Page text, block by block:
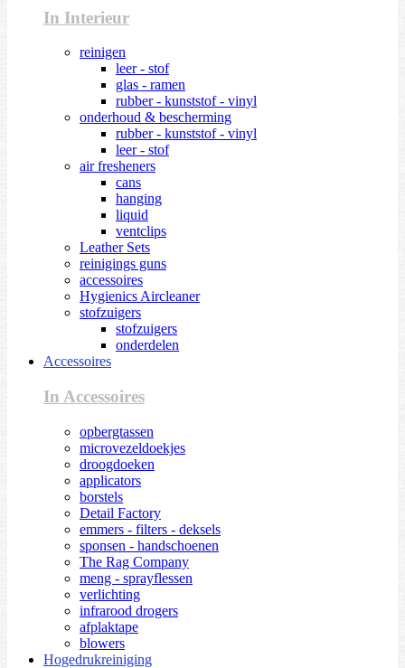
In Interieur
reinigen
leer - stof
glas - ramen
rubber - kunststof - vinyl
onderhoud & bescherming
rubber - kunststof - vinyl
leer - stof
air fresheners
cans
hanging
liquid
ventclips
Leather Sets
reinigings guns
accessoires
Hygienics Aircleaner
stofzuigers
stofzuigers
onderdelen
Accessoires
In Accessoires
opbergtassen
microvezeldoekjes
droogdoeken
applicators
borstels
Detail Factory
emmers - filters - deksels
sponsen - handschoenen
The Rag Company
meng - sprayflessen
verlichting
infrarood drogers
afplaktape
blowers
Hogedrukreiniging